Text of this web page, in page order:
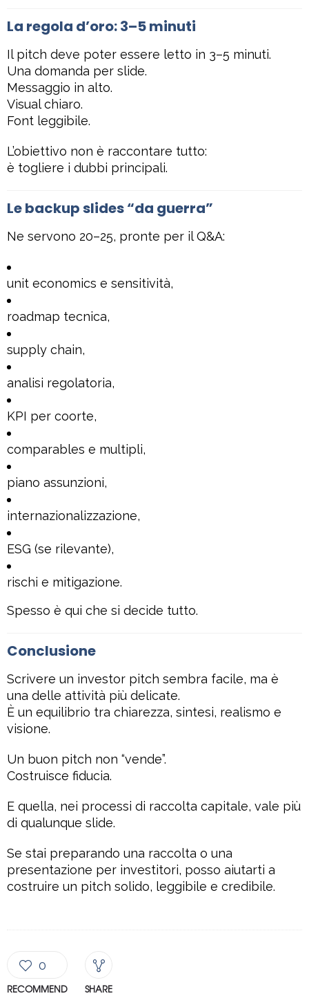
La regola d’oro: 3–5 minuti
Il pitch deve poter essere letto in 3–5 minuti.
Una domanda per slide.
Messaggio in alto.
Visual chiaro.
Font leggibile.
L’obiettivo non è raccontare tutto:
è togliere i dubbi principali.
Le backup slides “da guerra”
Ne servono 20–25, pronte per il Q&A:
unit economics e sensitività,
roadmap tecnica,
supply chain,
analisi regolatoria,
KPI per coorte,
comparables e multipli,
piano assunzioni,
internazionalizzazione,
ESG (se rilevante),
rischi e mitigazione.
Spesso è qui che si decide tutto.
Conclusione
Scrivere un investor pitch sembra facile, ma è
una delle attività più delicate.
È un equilibrio tra chiarezza, sintesi, realismo e
visione.
Un buon pitch non “vende”.
Costruisce fiducia.
E quella, nei processi di raccolta capitale, vale più
di qualunque slide.
Se stai preparando una raccolta o una
presentazione per investitori, posso aiutarti a
costruire un pitch solido, leggibile e credibile.
0
RECOMMEND SHARE